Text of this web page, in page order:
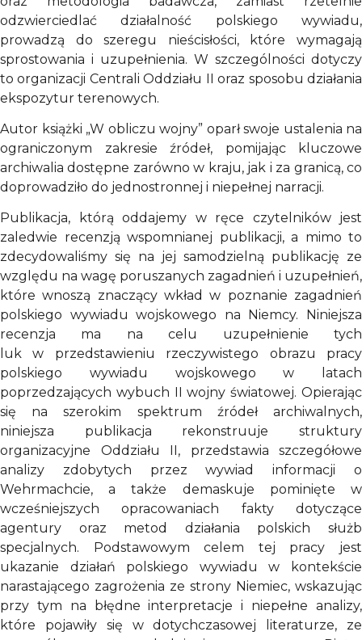
odzwierciedlać działalność polskiego wywiadu,
prowadzą do szeregu nieścisłości, które wymagają
sprostowania i uzupełnienia. W szczególności dotyczy
to organizacji Centrali Oddziału II oraz sposobu działania
ekspozytur terenowych.
Autor książki „W obliczu wojny” oparł swoje ustalenia na
ograniczonym zakresie źródeł, pomijając kluczowe
archiwalia dostępne zarówno w kraju, jak i za granicą, co
doprowadziło do jednostronnej i niepełnej narracji.
Publikacja, którą oddajemy w ręce czytelników jest
zaledwie recenzją wspomnianej publikacji, a mimo to
zdecydowaliśmy się na jej samodzielną publikację ze
względu na wagę poruszanych zagadnień i uzupełnień,
które wnoszą znaczący wkład w poznanie zagadnień
polskiego wywiadu wojskowego na Niemcy. Niniejsza
recenzja ma na celu uzupełnienie tych
luk w przedstawieniu rzeczywistego obrazu pracy
polskiego wywiadu wojskowego w latach
poprzedzających wybuch II wojny światowej. Opierając
się na szerokim spektrum źródeł archiwalnych,
niniejsza publikacja rekonstruuje struktury
organizacyjne Oddziału II, przedstawia szczegółowe
analizy zdobytych przez wywiad informacji o
Wehrmachcie, a także demaskuje pominięte w
wcześniejszych opracowaniach fakty dotyczące
agentury oraz metod działania polskich służb
specjalnych. Podstawowym celem tej pracy jest
ukazanie działań polskiego wywiadu w kontekście
narastającego zagrożenia ze strony Niemiec, wskazując
przy tym na błędne interpretacje i niepełne analizy,
które pojawiły się w dotychczasowej literaturze, ze